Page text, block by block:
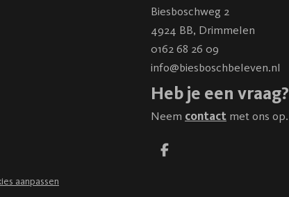
Biesboschweg 2
4924 BB, Drimmelen
0162 68 26 09
info@biesboschbeleven.nl
Heb je een vraag?
Neem contact met ons op.
aanpassen